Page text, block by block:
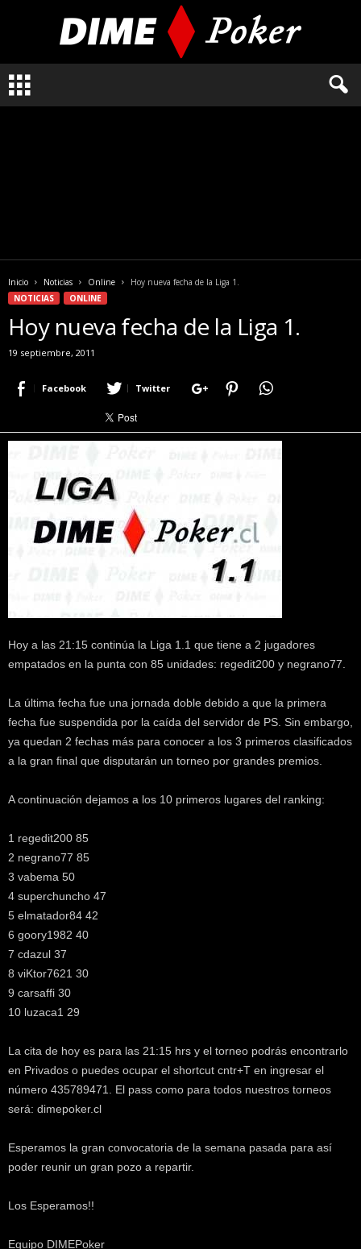
q
t
Inicio Noticias Online
Hoy nueva fecha de la Liga 1.
NOTICIAS
ONLINE
Hoy nueva fecha de la Liga 1.
19 septiembre, 2011
Facebook Twitter
Hoy a las 21:15 continúa la Liga 1.1 que tiene a 2 jugadores
empatados en la punta con 85 unidades: regedit200 y negrano77.
La última fecha fue una jornada doble debido a que la primera
fecha fue suspendida por la caída del servidor de PS. Sin embargo,
ya quedan 2 fechas más para conocer a los 3 primeros clasificados
a la gran final que disputarán un torneo por grandes premios.
A continuación dejamos a los 10 primeros lugares del ranking:
1 regedit200 85
2 negrano77 85
3 vabema 50
4 superchuncho 47
5 elmatador84 42
6 goory1982 40
7 cdazul 37
8 viKtor7621 30
9 carsaffi 30
10 luzaca1 29
La cita de hoy es para las 21:15 hrs y el torneo podrás encontrarlo
en Privados o puedes ocupar el shortcut cntr+T en ingresar el
número 435789471. El pass como para todos nuestros torneos
será: dimepoker.cl
Esperamos la gran convocatoria de la semana pasada para así
poder reunir un gran pozo a repartir.
Los Esperamos!!
Equipo DIMEPoker